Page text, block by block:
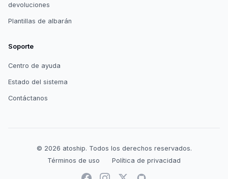
devoluciones
Plantillas de albarán
Soporte
Centro de ayuda
Estado del sistema
Contáctanos
© 2026 atoship. Todos los derechos reservados.
Términos de uso
Política de privacidad